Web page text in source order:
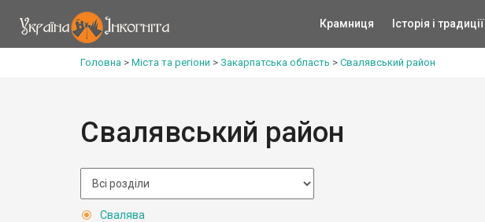
Крамниця Історія і традиції
Головна > Міста та регіони > Закарпатська область > Свалявський район
Свалявський район
Свалява